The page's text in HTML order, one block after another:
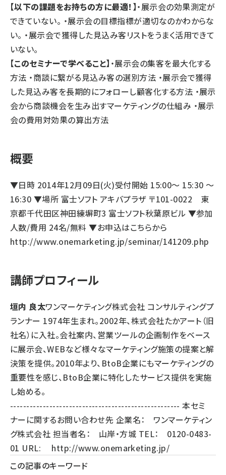
【以下の課題をお持ちの方に最適！】・展示会の効果測定が
できていない。 ・展示会の目標指標が適切なのかわからな
い。 ・展示会で獲得した見込み客リストをうまく活用できて
いない。
【このセミナーで学べること】 ・展示会の集客を最大化する
方法 ・商談に繋がる見込み客の選別方法 ・展示会で獲得
した見込み客を長期的にフォローし顧客化する方法 ・展示
会から商談機会を生み出すマーケティングの仕組み ・展示
会の費用対効果の算出方法
概要
▼日時 2014年12月09日(火)受付開始 15:00～ 15:30 ～
16:30 ▼場所 富士ソフト アキバプラザ 〒101-0022 東
京都千代田区神田練塀町3 富士ソフト秋葉原ビル ▼参加
人数/費用 24名/無料 ▼お申込はこちらから
http://www.onemarketing.jp/seminar/141209.php
講師プロフィール
垣内 良太ワンマーケティング株式会社 コンサルティングプ
ランナー 1974年生まれ。2002年、株式会社たかアート（旧
社名）に入社。会社案内、営業ツールの企画制作をベース
に展示会、WEBなど様々なマーケティング施策の提案と解
決策を提供。2010年より、BtoB企業にもマーケティングの
重要性を感じ、BtoB企業に特化したサービス提供を実施
し始める。
---------------------------------------------------- 本セミ
ナーに関するお問い合わせ先 企業名： ワンマーケティン
グ株式会社 担当者名： 山岸・方城 TEL： 0120-0483-
01 URL: http://www.onemarketing.jp/
この記事のキーワード